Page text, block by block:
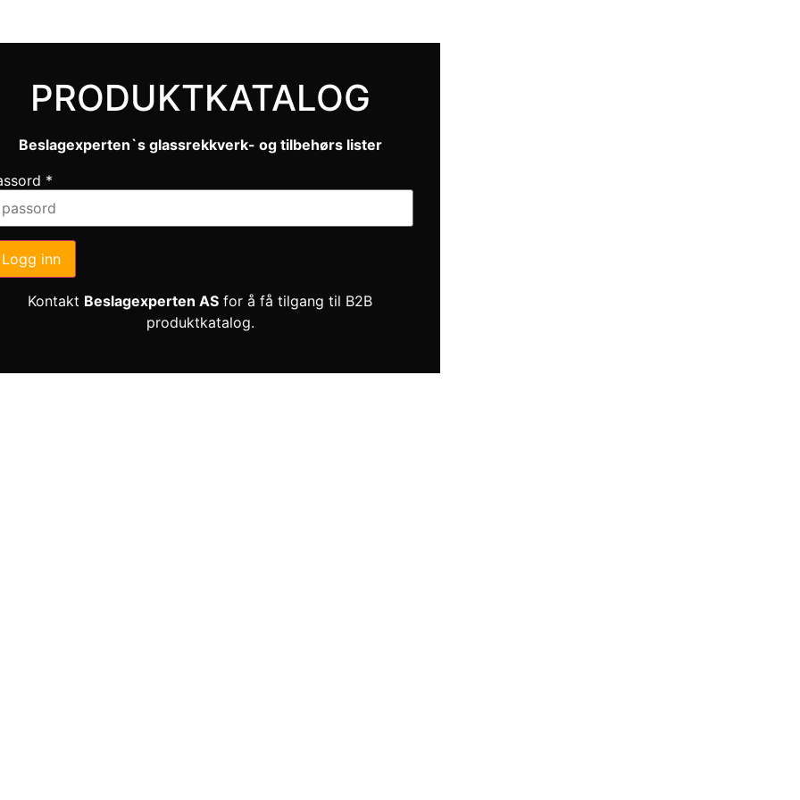
PRODUKTKATALOG
Beslagexperten`s glassrekkverk- og tilbehørs lister
*
Logg inn
Kontakt Beslagexperten AS for å få tilgang til B2B
produktkatalog.